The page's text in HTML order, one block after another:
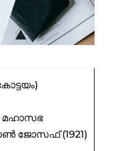
മഹാസഭ
ജോസഫ് (1921)